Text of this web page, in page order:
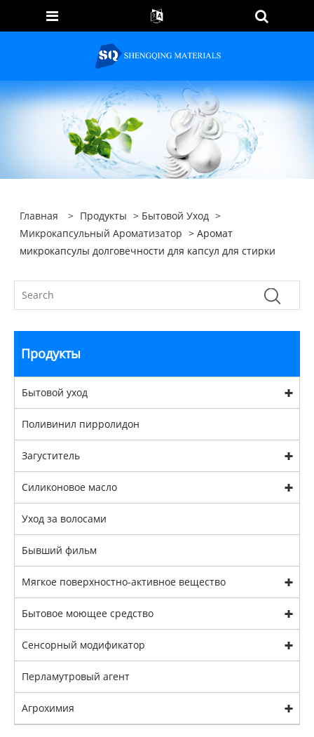
Главная > Продукты > Бытовой Уход >
Микрокапсульный Ароматизатор > Аромат
микрокапсулы долговечности для капсул для стирки
Продукты
Бытовой уход
Поливинил пирролидон
Загуститель
Силиконовое масло
Уход за волосами
Бывший фильм
Мягкое поверхностно-активное вещество
Бытовое моющее средство
Сенсорный модификатор
Перламутровый агент
Агрохимия